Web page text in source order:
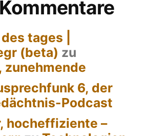
tages |
(beta) zu
zunehmende
6, der
Podcast
hocheffiziente –